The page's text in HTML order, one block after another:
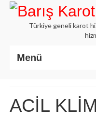
Türkiye geneli karot
Menü
Hakkımızda
ACİL